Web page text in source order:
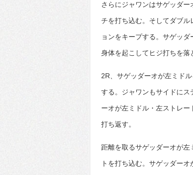
さらにジャワンはサゲッダ
チを打ち込む。そしてダブ
ョンをキープする。サゲッ
身体を起こしてヒジ打ちを落
2R、サゲッダーオが左ミド
する。ジャワンもサイドに
ーオが左ミドル・左ストレ
打ち返す。
距離を取るサゲッダーオが
トを打ち込む。サゲッダー